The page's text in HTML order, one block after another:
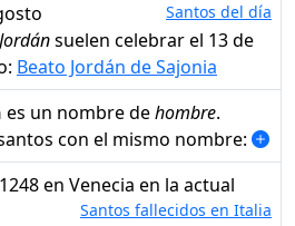
Santos del día
Jordánsuelen celebrar el 13 de
Beato Jordán de Sajonia
es un nombre dehombre.
con el mismo nombre:
Santos fallecidos en Italia